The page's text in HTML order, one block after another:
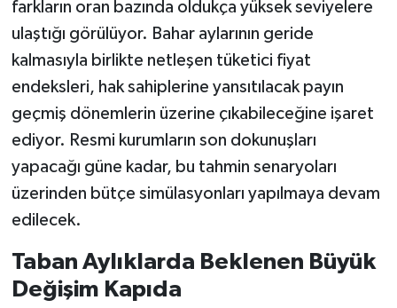
farkların oran bazında oldukça yüksek seviyelere
ulaştığı görülüyor. Bahar aylarının geride
kalmasıyla birlikte netleşen tüketici fiyat
endeksleri, hak sahiplerine yansıtılacak payın
geçmiş dönemlerin üzerine çıkabileceğine işaret
ediyor. Resmi kurumların son dokunuşları
yapacağı güne kadar, bu tahmin senaryoları
üzerinden bütçe simülasyonları yapılmaya devam
edilecek.
Taban Aylıklarda Beklenen Büyük
Değişim Kapıda